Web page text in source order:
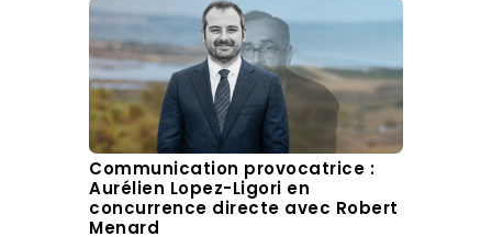
Communication provocatrice :
Aurélien Lopez-Ligori en
concurrence directe avec Robert
Menard